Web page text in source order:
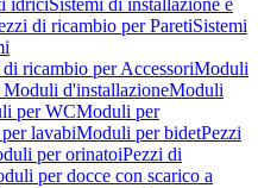
idriciSistemi di installazione e
di ricambio per ParetiSistemi
di ricambio per AccessoriModuli
d'installazioneModuli
per WCModuli per
lavabiModuli per bidetPezzi
per orinatoiPezzi di
per docce con scarico a